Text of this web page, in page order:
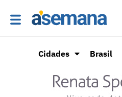
Cidades Brasil